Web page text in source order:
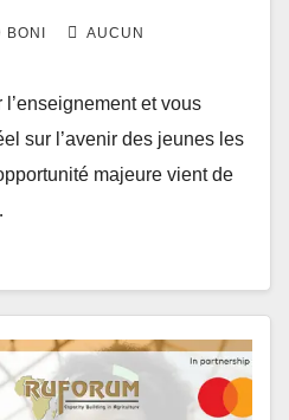
BONI AUCUN
et vous
sur l’avenir des jeunes les
majeure vient de